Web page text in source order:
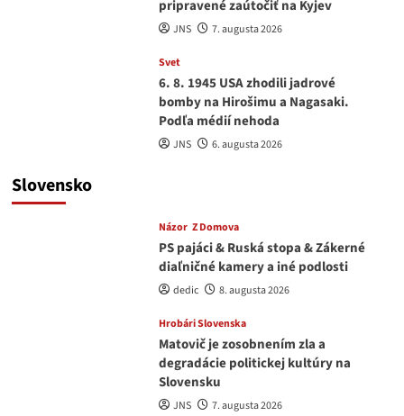
pripravené zaútočiť na Kyjev
JNS 7. augusta 2026
Svet
6. 8. 1945 USA zhodili jadrové
bomby na Hirošimu a Nagasaki.
Podľa médií nehoda
JNS 6. augusta 2026
Slovensko
Názor Z Domova
PS pajáci & Ruská stopa & Zákerné
diaľničné kamery a iné podlosti
dedic 8. augusta 2026
Hrobári Slovenska
Matovič je zosobnením zla a
degradácie politickej kultúry na
Slovensku
JNS 7. augusta 2026